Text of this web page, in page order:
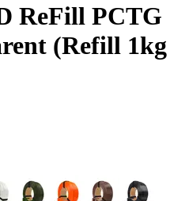
ReFill PCTG
(Refill